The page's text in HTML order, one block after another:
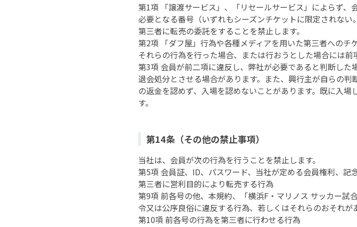
第1項 「譲渡サービス」、「リセールサービス」によらず
必要となる番号（いずれもシーズンチケットに限定されな
第三者に転売の委託をすることを禁止します。
第2項 「ダフ屋」行為や各種メディアを用いた第三者へのチ
それらの行為を行った場合、または行おうとした場合には前
第3項 会員が前二項に違反し、弊社が必要であると判断し
退会処分とさせる場合があります。また、興行主が自らの
の返金を認めず、入場を認めないことがあります。既に入
す。
第14条（その他の禁止事項）
当社は、会員が次の行為を行うことを禁止します。
第5項 会員証、ID、パスワード、当社が定める会員権利、
第三者に営利目的により転売する行為
第9項 前各号の他、本規約、「横浜F・マリノス サッカー試
令又は公序良俗に違反する行為、若しくはそれらのおそれが
第10項 前各号の行為を第三者に行わせる行為